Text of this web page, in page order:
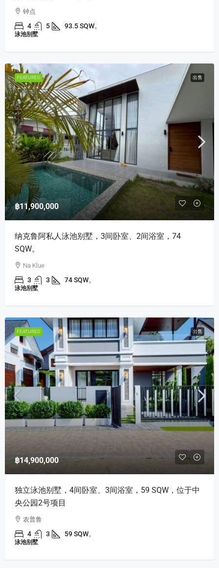
钟点
4 5 93.5 SQW。
泳池别墅
FEATURED 出售
฿11,900,000
纳克鲁阿私人泳池别墅，3间卧室、2间浴室，74
SQW。
Na Klue
3 3 74 SQW。
泳池别墅
FEATURED 出售
฿14,900,000
独立泳池别墅，4间卧室、3间浴室，59 SQW，位于中
央公园2号项目
农普鲁
4 3 59 SQW。
泳池别墅